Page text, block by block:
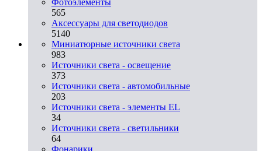
565
Аксессуары для светодиодов
5140
Миниатюрные источники света
983
Источники света - освещение
373
Источники света - автомобильные
203
Источники света - элементы EL
34
Источники света - светильники
64
Фонарики